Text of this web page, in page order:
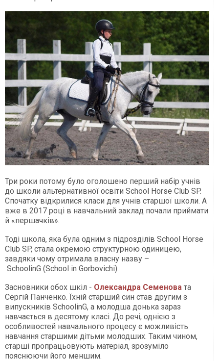
Три роки потому було оголошено перший набір учнів
до школи альтернативної освіти School Horse Club SP.
Спочатку відкрилися класи для учнів старшої школи. А
вже в 2017 році в навчальний заклад почали приймати
й «першачків».
Тоді школа, яка була одним з підрозділів School Horse
Club SP, стала окремою структурною одиницею,
завдяки чому отримала власну назву –
SchoolinG (School in Gorbovichi).
Засновники обох шкіл - Олександра Семенова та
Сергій Панченко. Їхній старший син став другим з
випускників SchoolinG, а молодша донька зараз
навчається в десятому класі. До речі, однією з
особливостей навчального процесу є можливість
навчання старшими дітьми молодших. Таким чином,
старші пропрацьовують матеріал, зрозуміло
пояснюючи його меншим.